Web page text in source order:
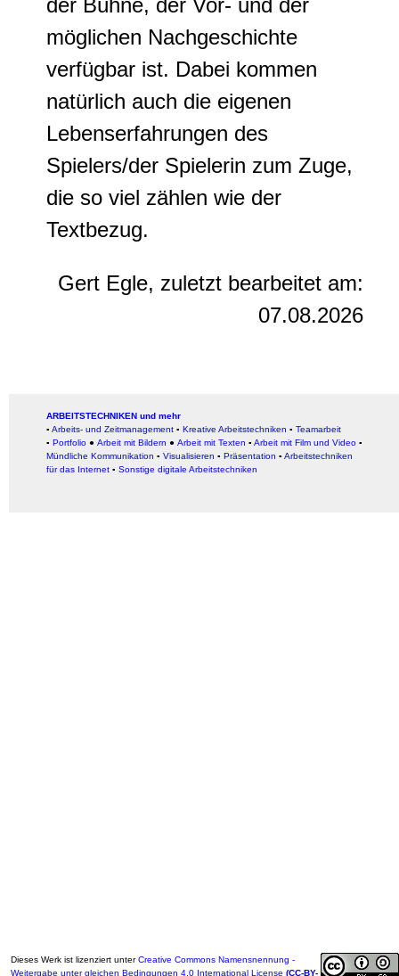
der Bühne, der Vor- und der
möglichen Nachgeschichte
verfügbar ist. Dabei kommen
natürlich auch die eigenen
Lebenserfahrungen des
Spielers/der Spielerin zum Zuge,
die so viel zählen wie der
Textbezug.
Gert Egle, zuletzt bearbeitet am:
07.08.2026
ARBEITSTECHNIKEN und mehr
▪ Arbeits- und Zeitmanagement ▪ Kreative Arbeitstechniken ▪ Teamarbeit
▪ Portfolio ● Arbeit mit Bildern ● Arbeit mit Texten ▪ Arbeit mit Film und Video ▪
Mündliche Kommunikation ▪ Visualisieren ▪ Präsentation ▪ Arbeitstechniken
für das Internet ▪ Sonstige digitale Arbeitstechniken
Dieses Werk ist lizenziert unterCreative Commons Namensnennung -
Weitergabe unter gleichen Bedingungen 4.0 International License (CC-BY-